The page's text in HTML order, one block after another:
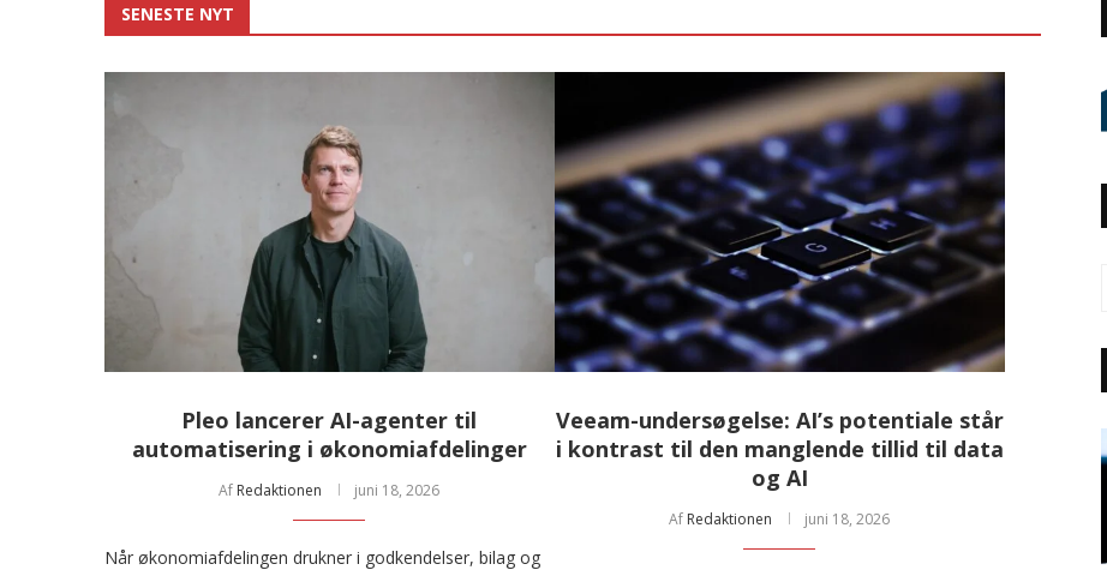
SENESTE NYT
Pleo lancerer AI-agenter til
automatisering i økonomiafdelinger
Af Redaktionen juni 18, 2026
Når økonomiafdelingen drukner i godkendelser, bilag og
Veeam-undersøgelse: AI’s potentiale står
i kontrast til den manglende tillid til data
og AI
Af Redaktionen juni 18, 2026